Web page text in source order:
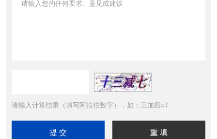
请输入计算结果（填写阿拉伯数字），如：三加四=7